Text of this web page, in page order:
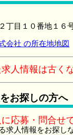
丁目１０番地１６
会社 の所在地地図
人情報は古く
お探しの方へ
応募・問合せ
求人情報をお探し